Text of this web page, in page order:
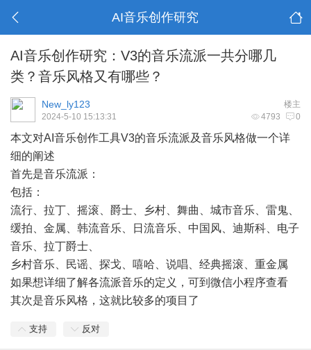
AI音乐创作研究
AI音乐创作研究：V3的音乐流派一共分哪几
类？音乐风格又有哪些？
楼主
New_ly123
4793 0
2024-5-10 15:13:31
本文对AI音乐创作工具V3的音乐流派及音乐风格做一个详
细的阐述
首先是音乐流派：
包括：
流行、拉丁、摇滚、爵士、乡村、舞曲、城市音乐、雷鬼、
缓拍、金属、韩流音乐、日流音乐、中国风、迪斯科、电子
音乐、拉丁爵士、
乡村音乐、民谣、探戈、嘻哈、说唱、经典摇滚、重金属
如果想详细了解各流派音乐的定义，可到微信小程序查看
其次是音乐风格，这就比较多的项目了
支持 反对